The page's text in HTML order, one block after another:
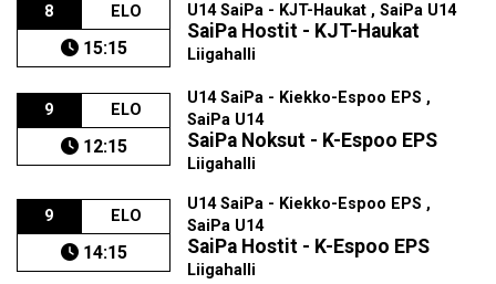
8 ELO
15:15
U14 SaiPa - KJT-Haukat , SaiPa U14
SaiPa Hostit - KJT-Haukat
Liigahalli
9 ELO
12:15
U14 SaiPa - Kiekko-Espoo EPS ,
SaiPa U14
SaiPa Noksut - K-Espoo EPS
Liigahalli
9 ELO
14:15
U14 SaiPa - Kiekko-Espoo EPS ,
SaiPa U14
SaiPa Hostit - K-Espoo EPS
Liigahalli